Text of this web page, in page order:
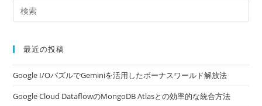
最近の投稿
Google I/OパズルでGeminiを活用したボーナスワールド解放法
Google Cloud DataflowのMongoDB Atlasとの効率的な統合方法